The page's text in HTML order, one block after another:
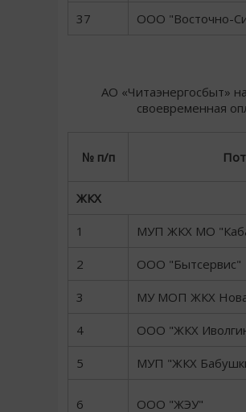
37 ООО "Восточно-
АО «Читаэнергосбыт»
своевременная
№ п/п
ЖКХ
1 МУП ЖКХ МО
2 ООО "Бытсервис"
3 МУ МОП ЖКХ
4 ООО "ЖКХ
5 МУП "ЖКХ
6 ООО "ЖЭУ"